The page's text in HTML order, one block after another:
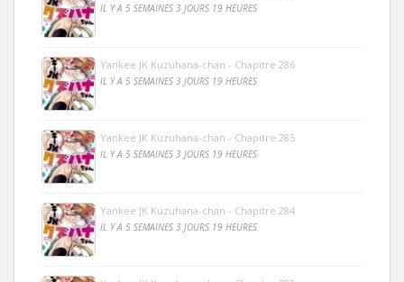
IL Y A 5 SEMAINES 3 JOURS 19 HEURES
Yankee JK Kuzuhana-chan - Chapitre 286
IL Y A 5 SEMAINES 3 JOURS 19 HEURES
Yankee JK Kuzuhana-chan - Chapitre 285
IL Y A 5 SEMAINES 3 JOURS 19 HEURES
Yankee JK Kuzuhana-chan - Chapitre 284
IL Y A 5 SEMAINES 3 JOURS 19 HEURES